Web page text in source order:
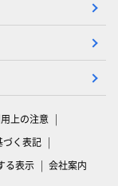
上の注意
づく表記
る表示 会社案内